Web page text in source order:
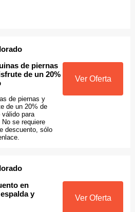
de piernas
de un 20%
de piernas y
de un 20% de
para
se requiere
descuento, sólo
Ver Oferta
en
y
Ver Oferta